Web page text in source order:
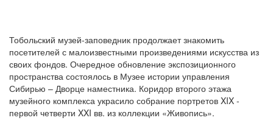
Тобольский музей-заповедник продолжает знакомить
посетителей с малоизвестными произведениями искусства из
своих фондов. Очередное обновление экспозиционного
пространства состоялось в Музее истории управления
Сибирью – Дворце наместника. Коридор второго этажа
музейного комплекса украсило собрание портретов XIX -
первой четверти XXI вв. из коллекции «Живопись».